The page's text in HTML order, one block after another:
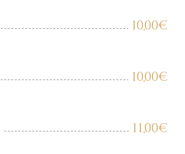
10,00€
10,00€
11,00€